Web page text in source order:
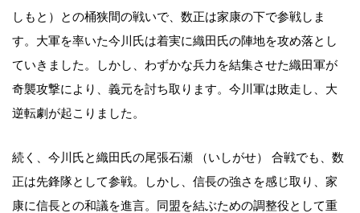
しもと）との桶狭間の戦いで、数正は家康の下で参戦しま
す。大軍を率いた今川氏は着実に織田氏の陣地を攻め落とし
ていきました。しかし、わずかな兵力を結集させた織田軍が
奇襲攻撃により、義元を討ち取ります。今川軍は敗走し、大
逆転劇が起こりました。
続く、今川氏と織田氏の尾張石瀬 （いしがせ） 合戦でも、数
正は先鋒隊として参戦。しかし、信長の強さを感じ取り、家
康に信長との和議を進言。同盟を結ぶための調整役として重